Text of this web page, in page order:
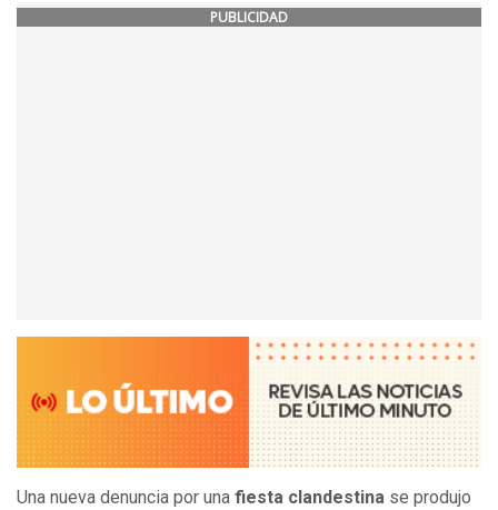
PUBLICIDAD
Una nueva denuncia por una fiesta clandestina se produjo